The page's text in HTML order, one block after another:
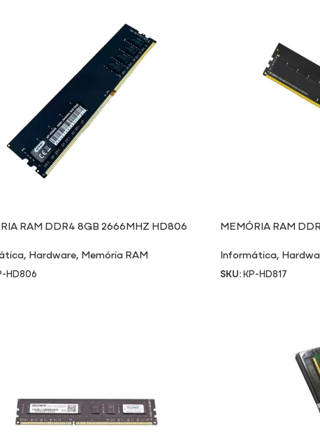
RAM DDR4 8GB 2666MHZ HD806
, Hardware, Memória RAM
HD806
MEMÓRIA RAM
Informática,
SKU:KP-HD817